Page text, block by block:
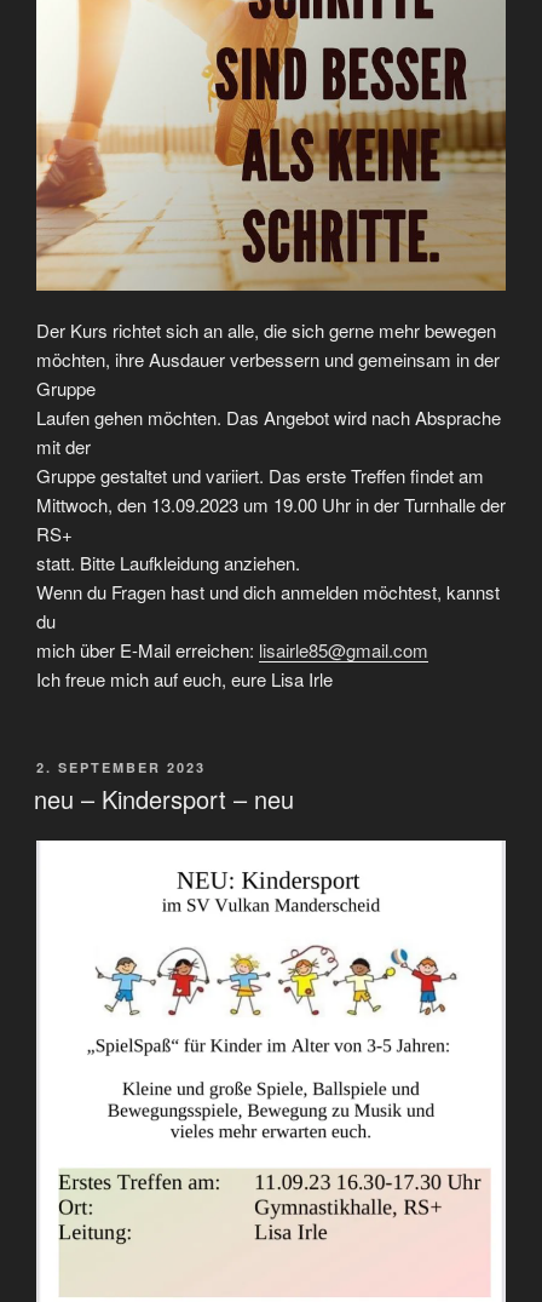
Der Kurs richtet sich an alle, die sich gerne mehr bewegen
möchten, ihre Ausdauer verbessern und gemeinsam in der
Gruppe
Laufen gehen möchten. Das Angebot wird nach Absprache
mit der
Gruppe gestaltet und variiert. Das erste Treffen findet am
Mittwoch, den 13.09.2023 um 19.00 Uhr in der Turnhalle der
RS+
statt. Bitte Laufkleidung anziehen.
Wenn du Fragen hast und dich anmelden möchtest, kannst
du
mich über E-Mail erreichen: lisairle85@gmail.com
Ich freue mich auf euch, eure Lisa Irle
VERÖFFENTLICHT
2. SEPTEMBER 2023
neu – Kindersport – neu